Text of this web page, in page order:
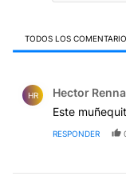
TODOS LOS
HR Hector
Este
RESPONDER